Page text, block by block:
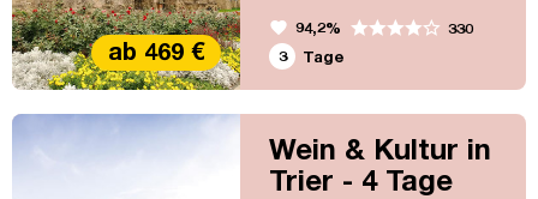
Die Stadt der römischen
Kaiser, der Bischöfe und
Kurfürsten wird Sie mit ihren
zahlreichen großartigen
Bauwerken wie Porta Nigra
und Kaiserthermen ebenso
begeistern wie die schöne
Stadt Luxemburg. Auch der
ab 469 €
favorite 94,2%
330
3
Tage
Wein & Kultur in
Trier - 4 Tage